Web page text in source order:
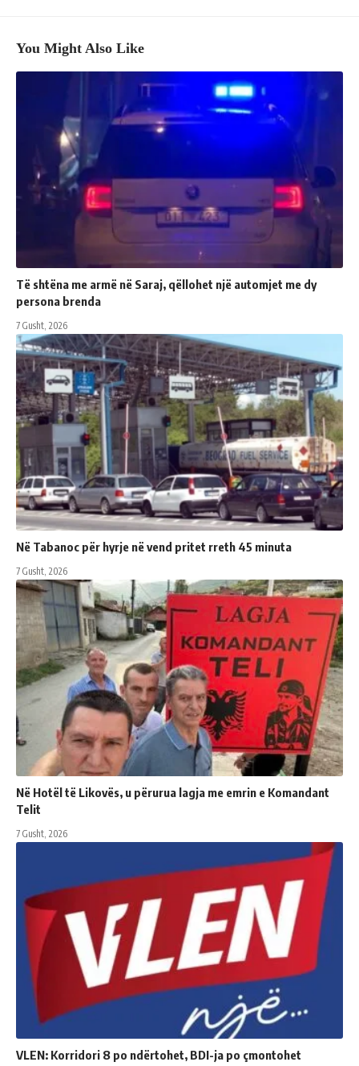
You Might Also Like
Të shtëna me armë në Saraj, qëllohet një automjet me dy
persona brenda
7 Gusht, 2026
Në Tabanoc për hyrje në vend pritet rreth 45 minuta
7 Gusht, 2026
Në Hotël të Likovës, u përurua lagja me emrin e Komandant
Telit
7 Gusht, 2026
VLEN: Korridori 8 po ndërtohet, BDI-ja po çmontohet